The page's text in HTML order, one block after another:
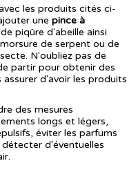
les produits cités ci-
une pince à
piqûre d'abeille ainsi
de serpent ou de
N'oubliez pas de
partir pour obtenir des
d'avoir les produits
des mesures
longs et légers,
éviter les parfums
d'éventuelles